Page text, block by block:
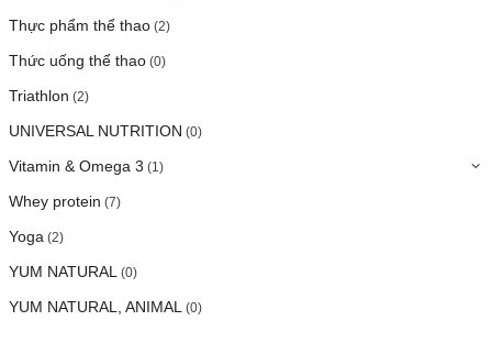
Thực phẩm thể thao (2)
Thức uống thể thao (0)
Triathlon (2)
UNIVERSAL NUTRITION (0)
Vitamin & Omega 3 (1)
Whey protein (7)
Yoga (2)
YUM NATURAL (0)
YUM NATURAL, ANIMAL (0)